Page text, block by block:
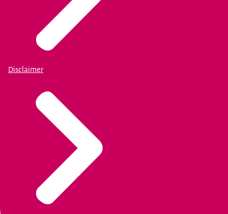
Disclaimer